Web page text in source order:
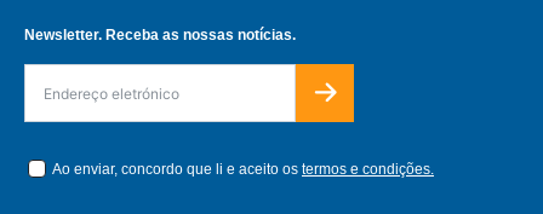
Newsletter. Receba as nossas notícias.
Ao enviar, concordo que li e aceito os termos e condições.